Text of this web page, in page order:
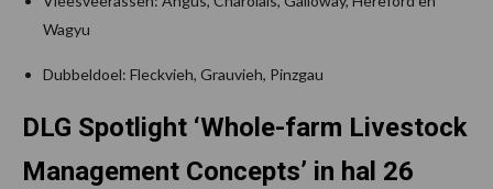
Wagyu
Dubbeldoel: Fleckvieh, Grauvieh, Pinzgau
DLG Spotlight ‘Whole-farm Livestock
Management Concepts’ in hal 26